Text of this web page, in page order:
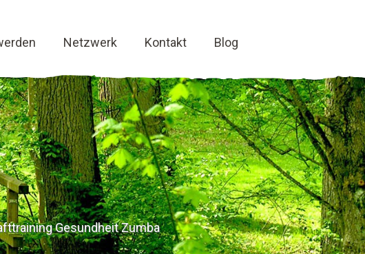
Netzwerk Kontakt Blog
Gesundheit Zumba